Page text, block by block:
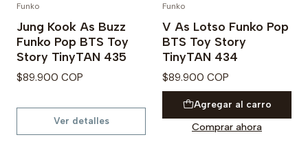
Agotado
Funko
Jung Kook As Buzz
Funko Pop BTS Toy
Story TinyTAN 435
$89.900 COP
Ver detalles
Funko
V As Lotso Funko Pop
BTS Toy Story
TinyTAN 434
$89.900 COP
Agregar al carro
Comprar ahora